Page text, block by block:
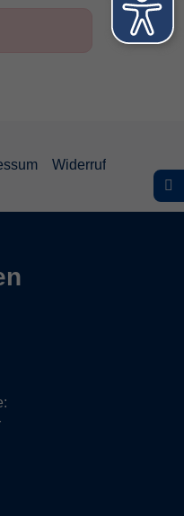
Widerruf